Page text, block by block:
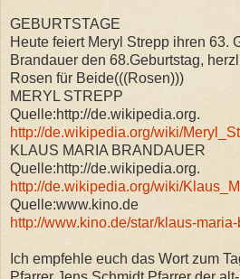
GEBURTSTAGE
Heute feiert Meryl Strepp ihren 63.
Brandauer den 68.Geburtstag,
Rosen für Beide(((Rosen)))
MERYL STREPP
Quelle:http://de.wikipedia.org.
http://de.wikipedia.org/wiki/
KLAUS MARIA BRANDAUER
Quelle:http://de.wikipedia.org.
http://de.wikipedia.org/wiki/
Quelle:www.kino.de
http://www.kino.de/star/klaus-
Ich empfehle euch das Wort zum